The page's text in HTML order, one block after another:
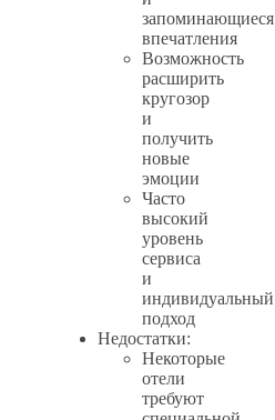
запоминающиеся
впечатления
Возможность
расширить
кругозор
и
получить
новые
эмоции
Часто
высокий
уровень
сервиса
и
индивидуальный
подход
Недостатки:
Некоторые
отели
требуют